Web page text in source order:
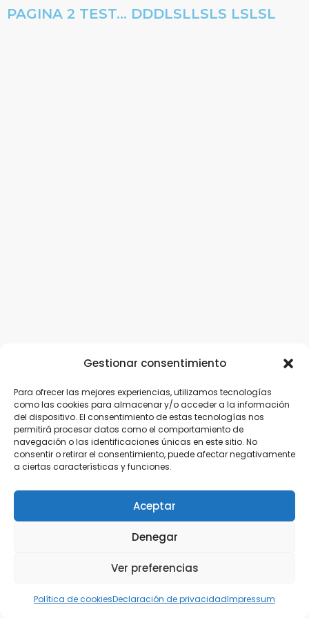
Gestionar consentimiento
Para ofrecer las mejores experiencias, utilizamos tecnologías
como las cookies para almacenar y/o acceder a la información
del dispositivo. El consentimiento de estas tecnologías nos
permitirá procesar datos como el comportamiento de
navegación o las identificaciones únicas en este sitio. No
consentir o retirar el consentimiento, puede afectar negativamente
a ciertas características y funciones.
Aceptar
Denegar
Ver preferencias
Política de cookiesDeclaración de privacidadImpressum
PAGINA 2 TEST... DDDLSLLSLS LSLSL